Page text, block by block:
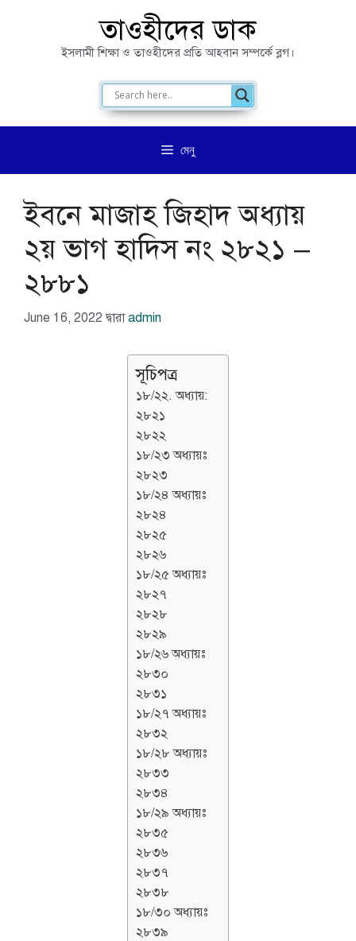
তাওহীদের ডাক
ইসলামী শিক্ষা ও তাওহীদের প্রতি আহবান সম্পর্কে ব্লগ।
মেনু
ইবনে মাজাহ জিহাদ অধ্যায়
২য় ভাগ হাদিস নং ২৮২১ –
২৮৮১
June 16, 2022 দ্বারাadmin
সূচিপত্র
১৮/২২. অধ্যায়:
২৮২১
২৮২২
১৮/২৩ অধ্যায়ঃ
২৮২৩
১৮/২৪ অধ্যায়ঃ
২৮২৪
২৮২৫
২৮২৬
১৮/২৫ অধ্যায়ঃ
২৮২৭
২৮২৮
২৮২৯
১৮/২৬ অধ্যায়ঃ
২৮৩০
২৮৩১
১৮/২৭ অধ্যায়ঃ
২৮৩২
১৮/২৮ অধ্যায়ঃ
২৮৩৩
২৮৩৪
১৮/২৯ অধ্যায়ঃ
২৮৩৫
২৮৩৬
২৮৩৭
২৮৩৮
১৮/৩০ অধ্যায়ঃ
২৮৩৯